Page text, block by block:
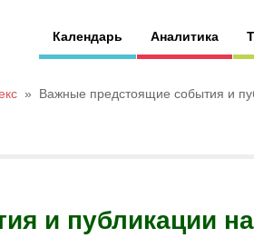
Календарь Аналитика
»
Важные предстоящие события и
и публикации